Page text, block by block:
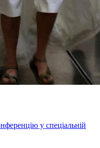
у спеціальній